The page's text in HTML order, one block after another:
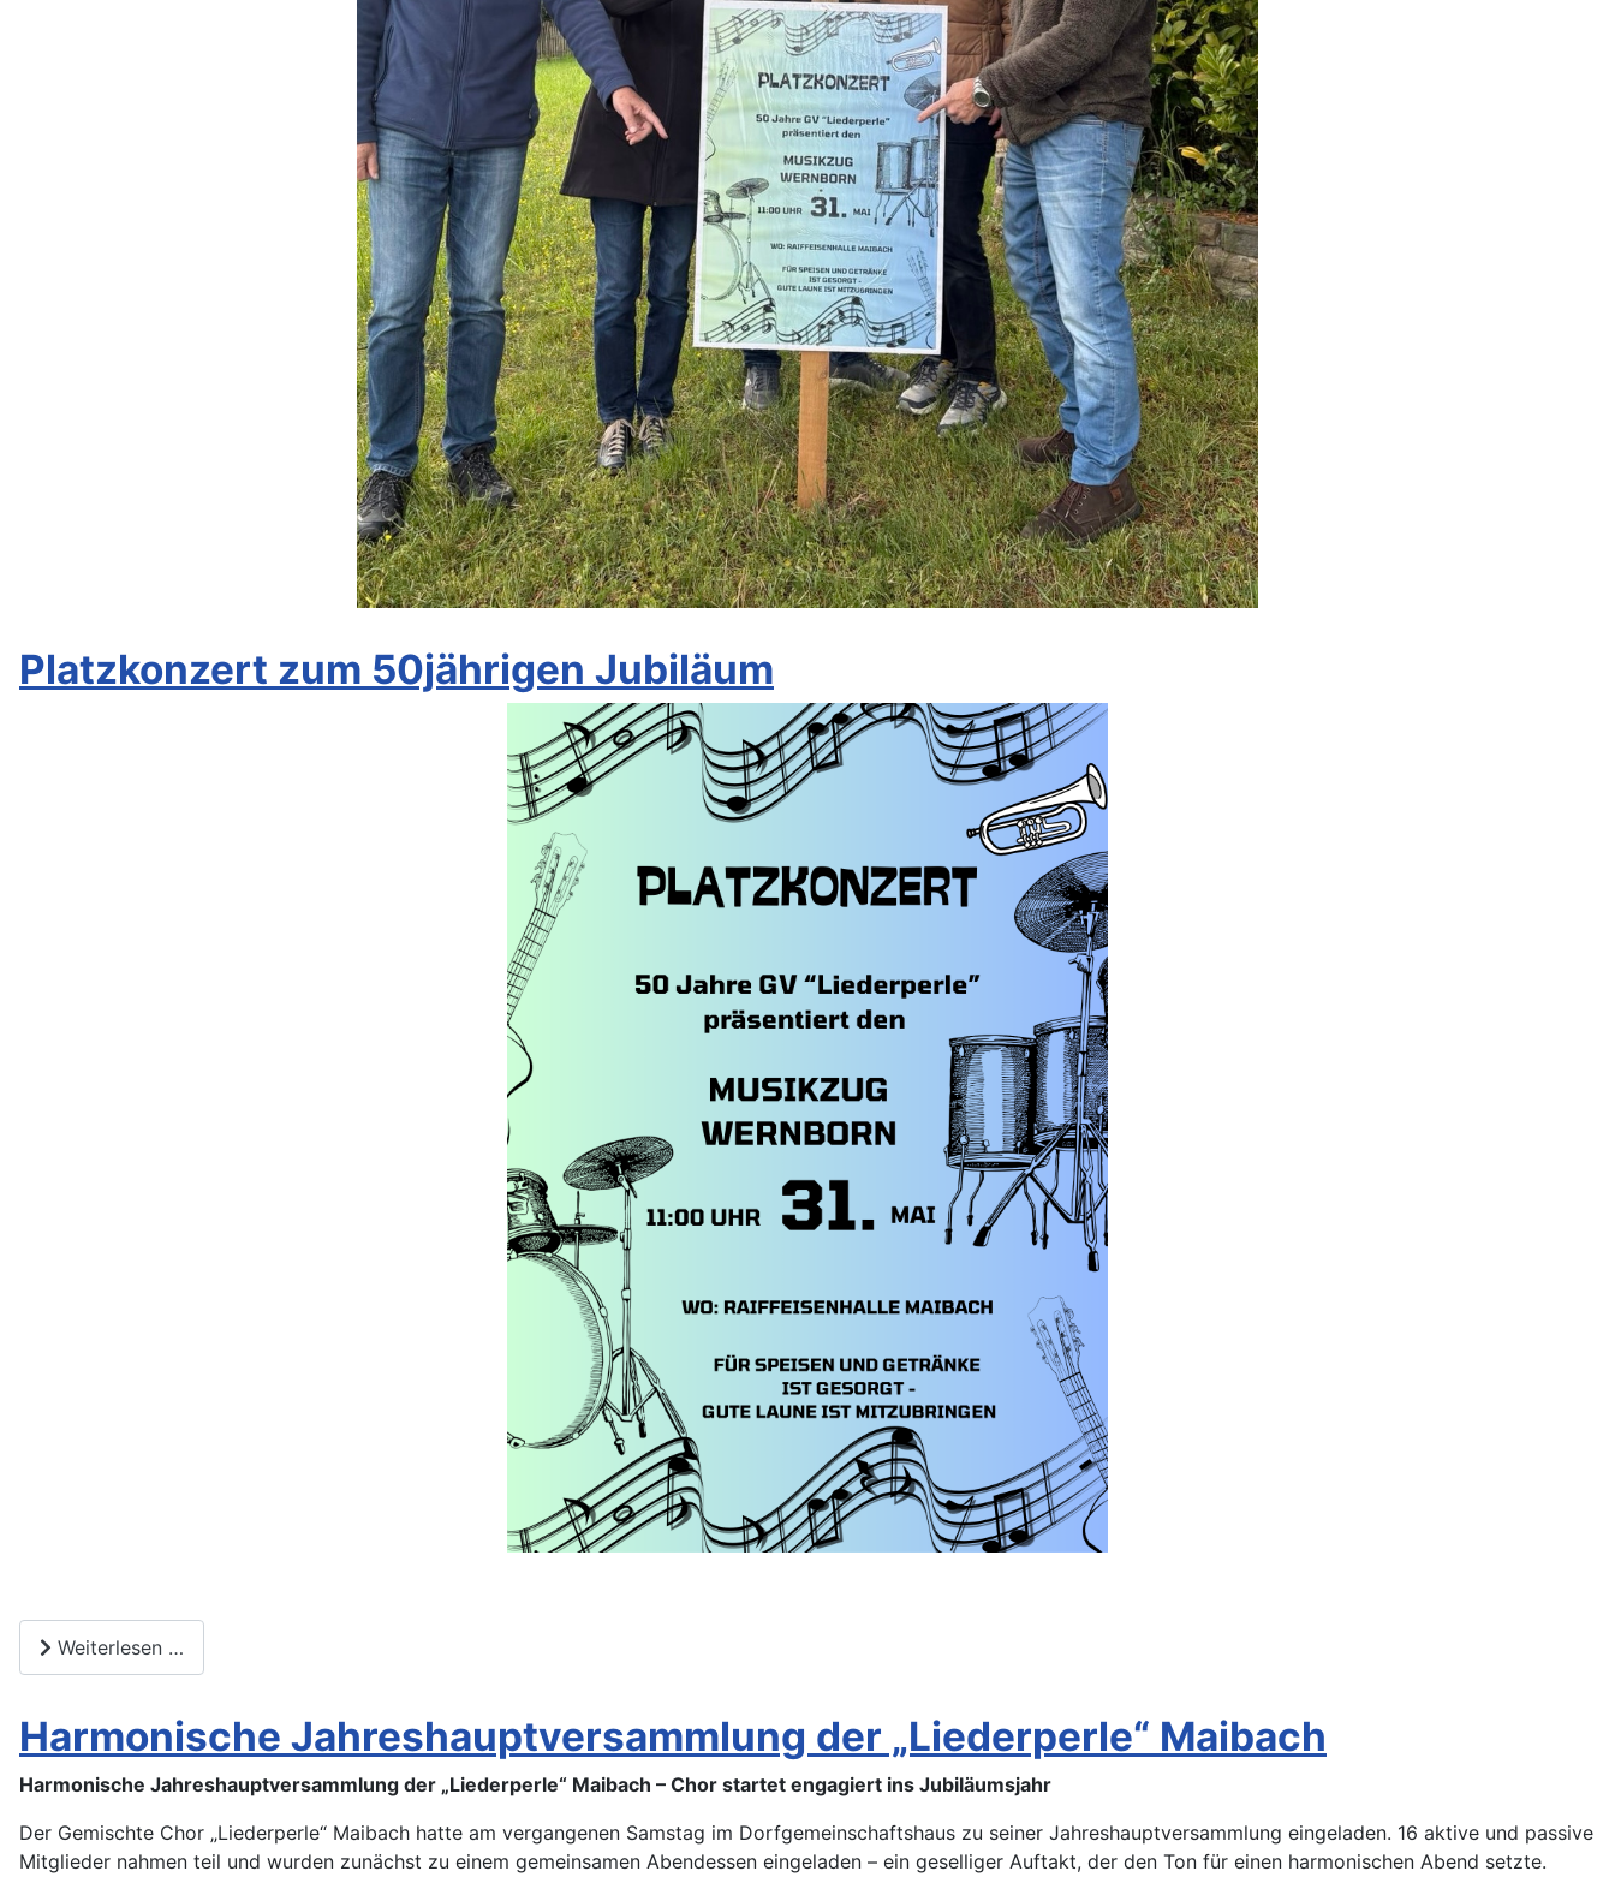
Platzkonzert zum 50jährigen Jubiläum
Weiterlesen …
Harmonische Jahreshauptversammlung der „Liederperle“ Maibach
Harmonische Jahreshauptversammlung der „Liederperle“ Maibach – Chor startet engagiert ins Jubiläumsjahr
Der Gemischte Chor „Liederperle“ Maibach hatte am vergangenen Samstag im Dorfgemeinschaftshaus zu seiner Jahreshauptversammlung eingeladen. 16 aktive und passive
Mitglieder nahmen teil und wurden zunächst zu einem gemeinsamen Abendessen eingeladen – ein geselliger Auftakt, der den Ton für einen harmonischen Abend setzte.